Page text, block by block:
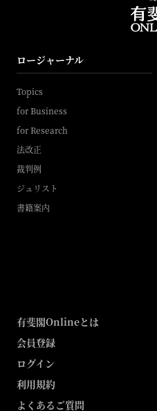
ロージャーナル
Topics
for Business
for Research
法改正
裁判例
ジュリスト
書籍案内
有斐閣Onlineとは
会員登録
ログイン
利用規約
よくあるご質問